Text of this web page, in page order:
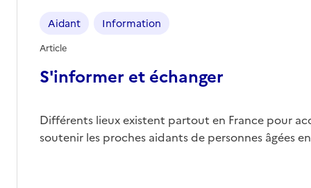
S'informer et échanger
Aidant Information
Article
Différents lieux existent partout en France pour
soutenir les proches aidants de personnes âgées